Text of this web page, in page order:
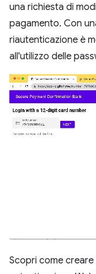
una richiesta di
pagamento. Con
riautenticazione è
all'utilizzo delle
Scopri come